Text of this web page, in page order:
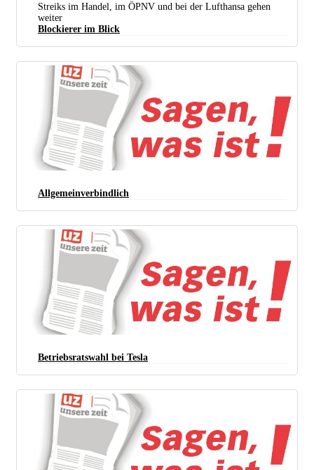
Die Kapitalseite lässt die Beschäftigten im Handel weiter im Regen stehen. (Foto: © ver.di Handel
Streiks im Handel, im ÖPNV und bei der Lufthansa gehen
weiter
Blockierer im Blick
Allgemeinverbindlich
Betriebsratswahl bei Tesla